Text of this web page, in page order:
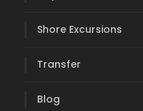
Shore Excursions
Transfer
Blog